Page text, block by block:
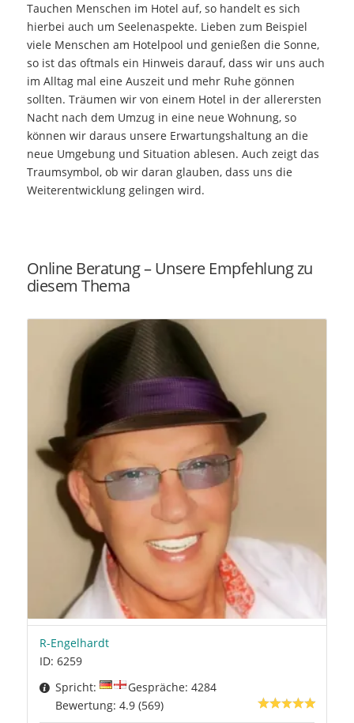
Tauchen Menschen im Hotel auf, so handelt es sich
hierbei auch um Seelenaspekte. Lieben zum Beispiel
viele Menschen am Hotelpool und genießen die Sonne,
so ist das oftmals ein Hinweis darauf, dass wir uns auch
im Alltag mal eine Auszeit und mehr Ruhe gönnen
sollten. Träumen wir von einem Hotel in der allerersten
Nacht nach dem Umzug in eine neue Wohnung, so
können wir daraus unsere Erwartungshaltung an die
neue Umgebung und Situation ablesen. Auch zeigt das
Traumsymbol, ob wir daran glauben, dass uns die
Weiterentwicklung gelingen wird.
Online Beratung – Unsere Empfehlung zu
diesem Thema
R-Engelhardt
ID: 6259
Spricht:
Gespräche: 4284
Bewertung: 4.9 (569)